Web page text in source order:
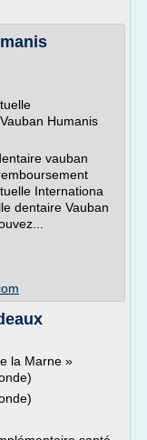
Humanis
vauban
Internationa
dentaire Vauban
la Marne »